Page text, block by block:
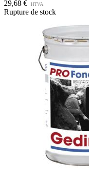
29,68 €
HTVA
Rupture de stock